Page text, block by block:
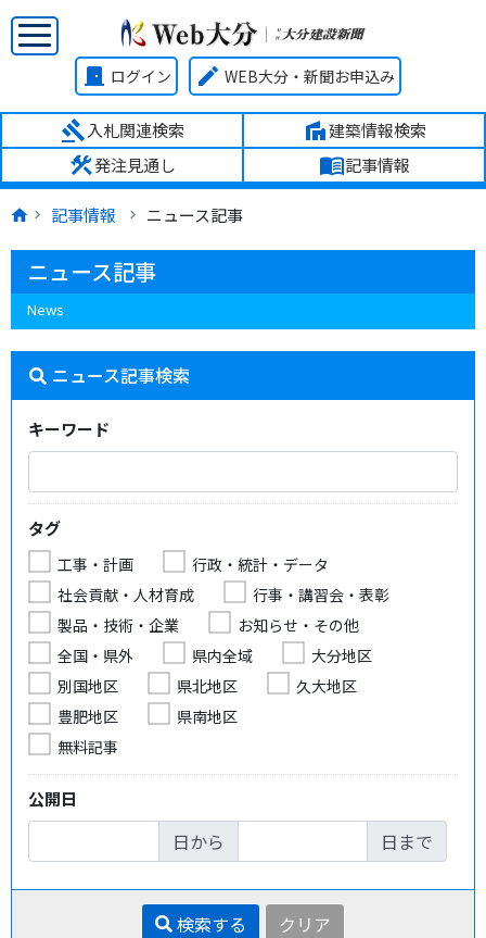
door_front ログイン edit WEB大分・新聞お申込み
gavel入札関連検索 villa建築情報検索
construction発注見通し menu_book記事情報
記事情報 ニュース記事
ニュース記事
News
ニュース記事検索
キーワード
タグ
工事・計画
行政・統計・データ
社会貢献・人材育成
行事・講習会・表彰
製品・技術・企業
お知らせ・その他
全国・県外
県内全域
大分地区
別国地区
県北地区
久大地区
豊肥地区
県南地区
無料記事
公開日
日から 日まで
検索する クリア